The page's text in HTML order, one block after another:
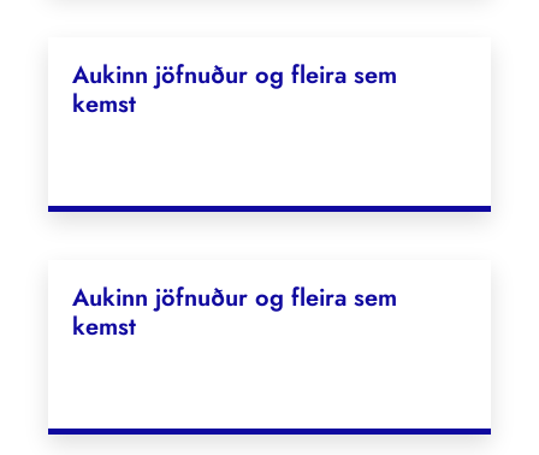
Aukinn jöfnuður og fleira sem
kemst
Aukinn jöfnuður og fleira sem
kemst